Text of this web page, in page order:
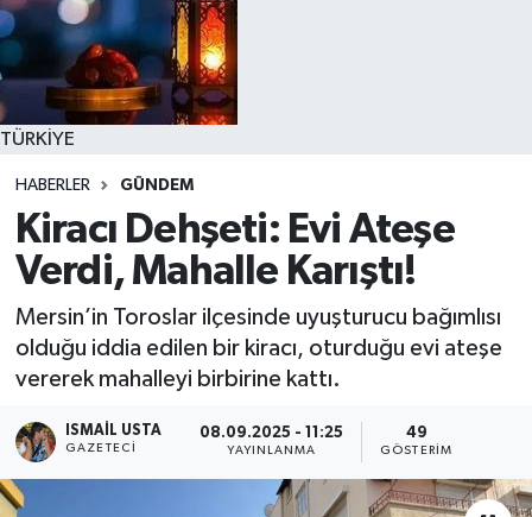
TÜRKİYE
HABERLER GÜNDEM
Kiracı Dehşeti: Evi Ateşe
Verdi, Mahalle Karıştı!
Mersin’in Toroslar ilçesinde uyuşturucu bağımlısı
olduğu iddia edilen bir kiracı, oturduğu evi ateşe
vererek mahalleyi birbirine kattı.
ISMAIL USTA
GAZETECI
08.09.2025 - 11:25
YAYINLANMA
49
GÖSTERIM